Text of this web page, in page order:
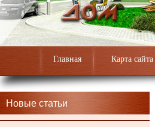
Главная Карта сайта
Новые статьи